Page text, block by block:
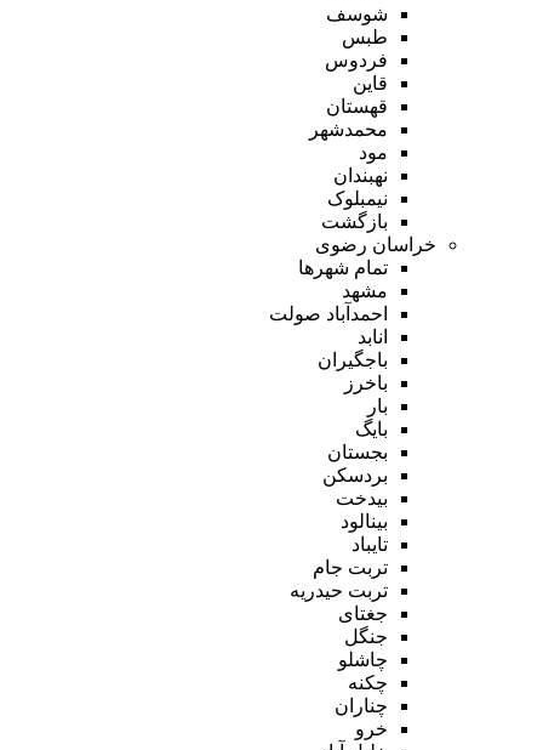
شوسف
طبس
فردوس
قاین
قهستان
محمدشهر
مود
نهبندان
نیمبلوک
بازگشت
خراسان رضوی
تمام شهر‌ها
مشهد
احمدآباد صولت
انابد
باجگیران
باخرز
بار
بایگ
بجستان
بردسکن
بیدخت
بینالود
تایباد
تربت جام
تربت حیدریه
جغتای
جنگل
چاشلو
چکنه
چناران
خرو